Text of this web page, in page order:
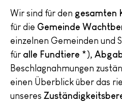
Wir sind für den gesamten
für die Gemeinde
einzelnen Gemeinden und
für alle Fundtiere *),
Beschlagnahmungen
einen Überblick über das
unseres